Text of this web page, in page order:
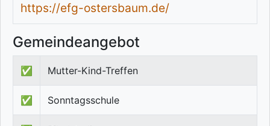
https://efg-ostersbaum.de/
Gemeindeangebot
✅ Mutter-Kind-Treffen
✅ Sonntagsschule